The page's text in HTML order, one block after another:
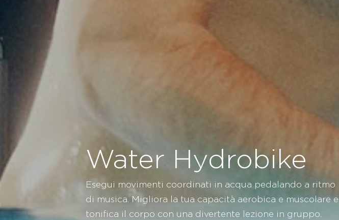
Water Hydrobike
Esegui movimenti coordinati in acqua pedalando a ritmo
di musica. Migliora la tua capacità aerobica e muscolare e
tonifica il corpo con una divertente lezione in gruppo.